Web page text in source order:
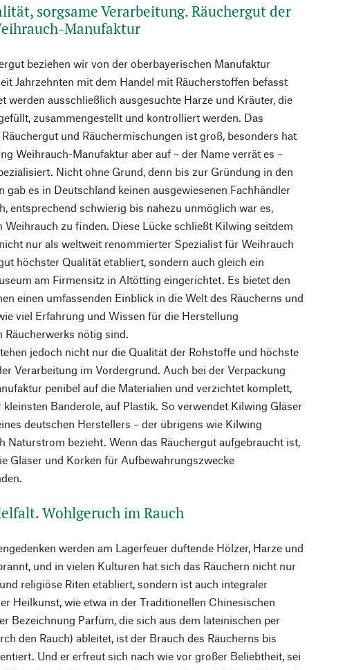
sorgsame Verarbeitung. Räuchergut der
Manufaktur
beziehen wir von der oberbayerischen Manufaktur
Jahrzehnten mit dem Handel mit Räucherstoffen befasst
werden ausschließlich ausgesuchte Harze und Kräuter, die
zusammengestellt und kontrolliert werden. Das
und Räuchermischungen ist groß, besonders hat
Weihrauch-Manufaktur aber auf – der Name verrät es –
Nicht ohne Grund, denn bis zur Gründung in den
gab es in Deutschland keinen ausgewiesenen Fachhändler
entsprechend schwierig bis nahezu unmöglich war es,
Weihrauch zu finden. Diese Lücke schließt Kilwing seitdem
nur als weltweit renommierter Spezialist für Weihrauch
höchster Qualität etabliert, sondern auch gleich ein
am Firmensitz in Altötting eingerichtet. Es bietet den
einen umfassenden Einblick in die Welt des Räucherns und
viel Erfahrung und Wissen für die Herstellung
Räucherwerks nötig sind.
jedoch nicht nur die Qualität der Rohstoffe und höchste
Verarbeitung im Vordergrund. Auch bei der Verpackung
penibel auf die Materialien und verzichtet komplett,
kleinsten Banderole, auf Plastik. So verwendet Kilwing Gläser
deutschen Herstellers – der übrigens wie Kilwing
Naturstrom bezieht. Wenn das Räuchergut aufgebraucht ist,
Gläser und Korken für Aufbewahrungszwecke
Wohlgeruch im Rauch
werden am Lagerfeuer duftende Hölzer, Harze und
und in vielen Kulturen hat sich das Räuchern nicht nur
religiöse Riten etabliert, sondern ist auch integraler
Heilkunst, wie etwa in der Traditionellen Chinesischen
Bezeichnung Parfüm, die sich aus dem lateinischen per
den Rauch) ableitet, ist der Brauch des Räucherns bis
Und er erfreut sich nach wie vor großer Beliebtheit, sei